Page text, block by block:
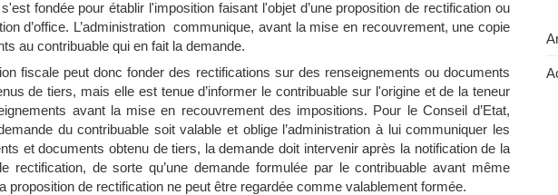
fondée pour établir l'imposition faisant l'objet d’une proposition de rectification ou
d’office. L’administration communique, avant la mise en recouvrement, une copie
au contribuable qui en fait la demande.
fiscale peut donc fonder des rectifications sur des renseignements ou documents
de tiers, mais elle est tenue d’informer le contribuable sur l'origine et de la teneur
avant la mise en recouvrement des impositions. Pour le Conseil d’Etat,
du contribuable soit valable et oblige l’administration à lui communiquer les
et documents obtenu de tiers, la demande doit intervenir après la notification de la
rectification, de sorte qu’une demande formulée par le contribuable avant même
proposition de rectification ne peut être regardée comme valablement formée.